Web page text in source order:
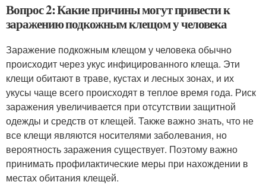
Вопрос 2: Какие причины могут привести к
заражению подкожным клещом у человека
Заражение подкожным клещом у человека обычно
происходит через укус инфицированного клеща. Эти
клещи обитают в траве, кустах и лесных зонах, и их
укусы чаще всего происходят в теплое время года. Риск
заражения увеличивается при отсутствии защитной
одежды и средств от клещей. Также важно знать, что не
все клещи являются носителями заболевания, но
вероятность заражения существует. Поэтому важно
принимать профилактические меры при нахождении в
местах обитания клещей.